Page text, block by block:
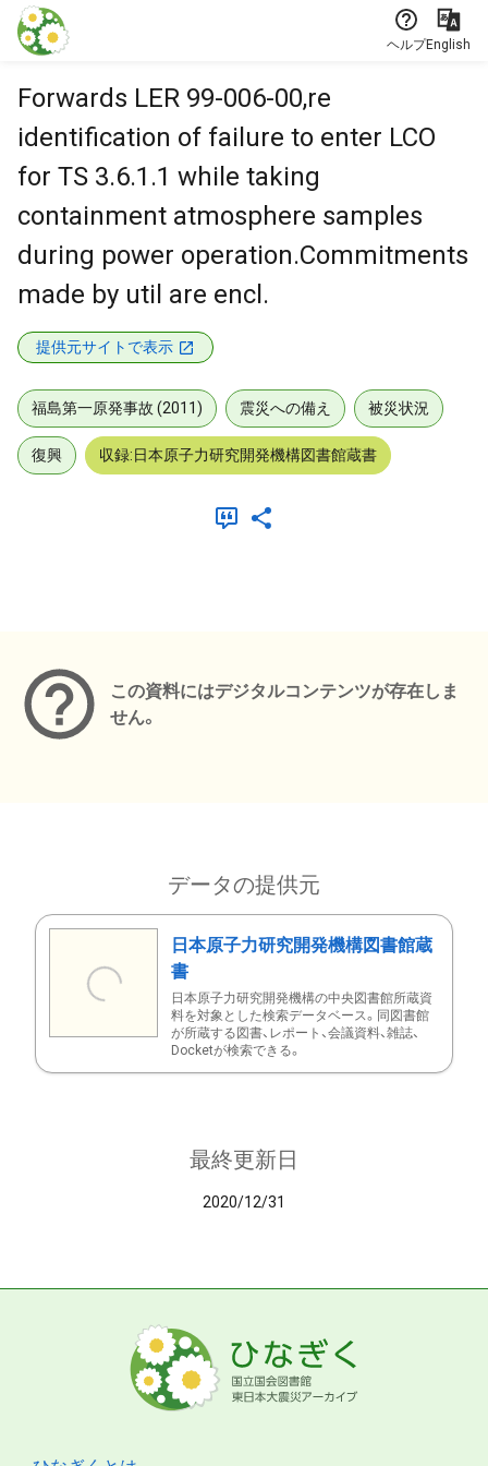
本文に飛ぶ
ヘルプEnglish
Forwards LER 99-006-00,re
identification of failure to enter LCO
for TS 3.6.1.1 while taking
containment atmosphere samples
during power operation.Commitments
made by util are encl.
提供元サイトで表示
福島第一原発事故 (2011) 震災への備え 被災状況
復興 収録:日本原子力研究開発機構図書館蔵書
この資料にはデジタルコンテンツが存在しま
せん。
データの提供元
日本原子力研究開発機構図書館蔵
書
日本原子力研究開発機構の中央図書館所蔵資
料を対象とした検索データベース。同図書館
が所蔵する図書、レポート、会議資料、雑誌、
Docketが検索できる。
最終更新日
2020/12/31